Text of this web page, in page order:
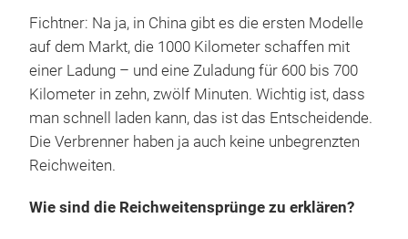
Fichtner: Na ja, in China gibt es die ersten Modelle
auf dem Markt, die 1000 Kilometer schaffen mit
einer Ladung – und eine Zuladung für 600 bis 700
Kilometer in zehn, zwölf Minuten. Wichtig ist, dass
man schnell laden kann, das ist das Entscheidende.
Die Verbrenner haben ja auch keine unbegrenzten
Reichweiten.
Wie sind die Reichweitensprünge zu erklären?